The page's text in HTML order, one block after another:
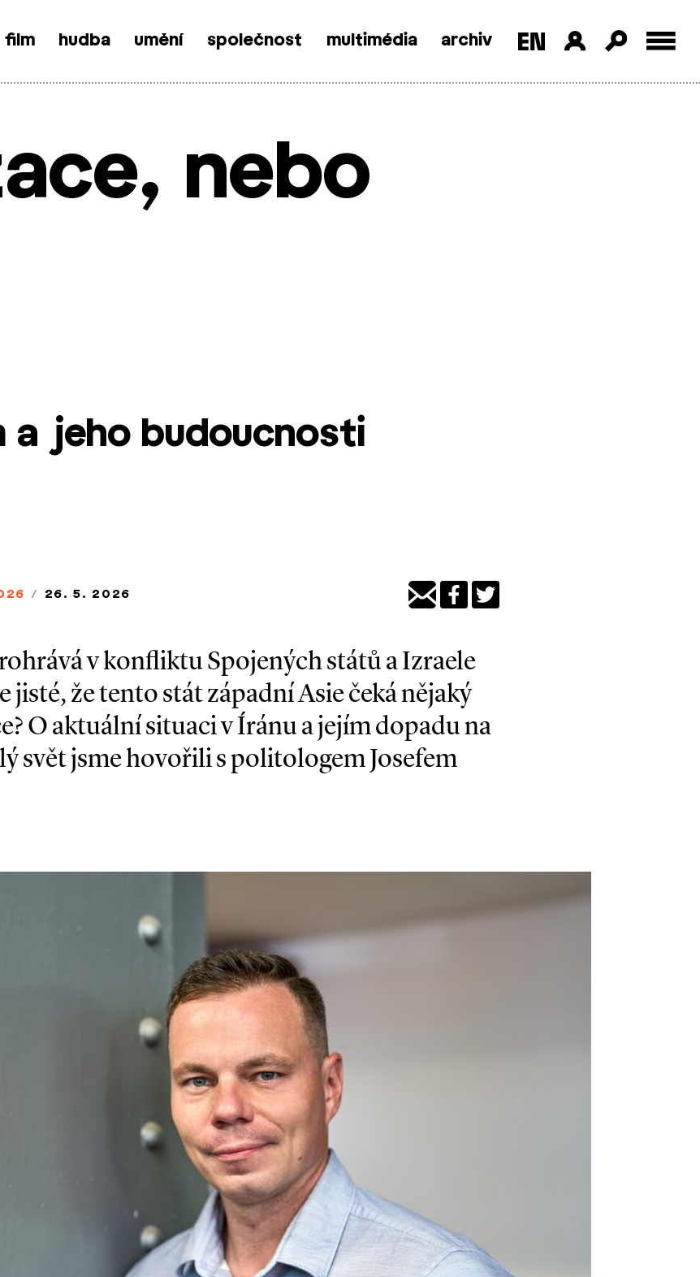
film hudba umění společnost multimédia archiv
nebo
a jeho budoucnosti
/
26. 5. 2026
v konfliktu Spojených států a Izraele
jisté, že tento stát západní Asie čeká nějaký
O aktuální situaci v Íránu a jejím dopadu na
svět jsme hovořili s politologem Josefem